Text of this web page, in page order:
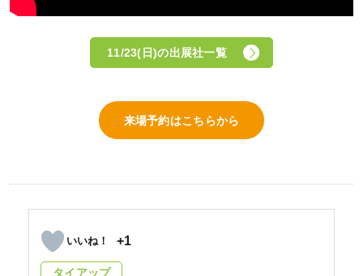
11/23(日)の出展社一覧
来場予約はこちらから
+1
タイアップ